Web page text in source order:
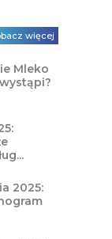
więcej
Mleko
2025: